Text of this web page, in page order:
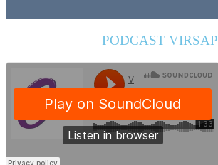
PODCAST VIRSAP